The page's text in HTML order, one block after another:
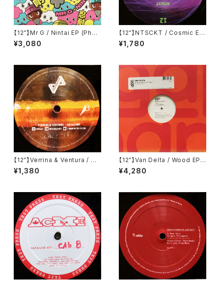
【12”】Mr G / Nintai EP (Phoe
nix G.) (PG077)
¥3,080
【12”】NTSCKT / Cosmic EP
(Pleasure Zone Limited) (P
LZ012LTD)
¥1,780
【12”】Verrina & Ventura / Co
clea EP (Propaganda Reco
rds) (PR002)
¥1,380
【12”】Van Delta / Wood EP
(Groove Attack Production
s) (GAP 083)
¥4,280